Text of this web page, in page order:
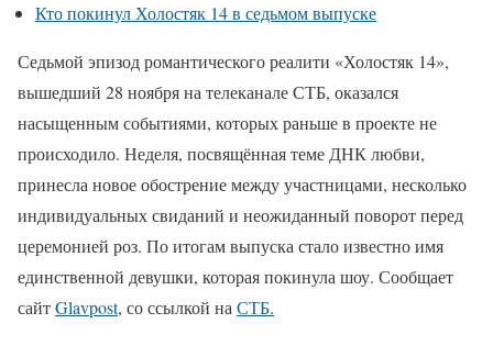
Кто покинул Холостяк 14 в седьмом выпуске
Седьмой эпизод романтического реалити «Холостяк 14»,
вышедший 28 ноября на телеканале СТБ, оказался
насыщенным событиями, которых раньше в проекте не
происходило. Неделя, посвящённая теме ДНК любви,
принесла новое обострение между участницами, несколько
индивидуальных свиданий и неожиданный поворот перед
церемонией роз. По итогам выпуска стало известно имя
единственной девушки, которая покинула шоу. Сообщает
сайтGlavpost, со ссылкой на СТБ.